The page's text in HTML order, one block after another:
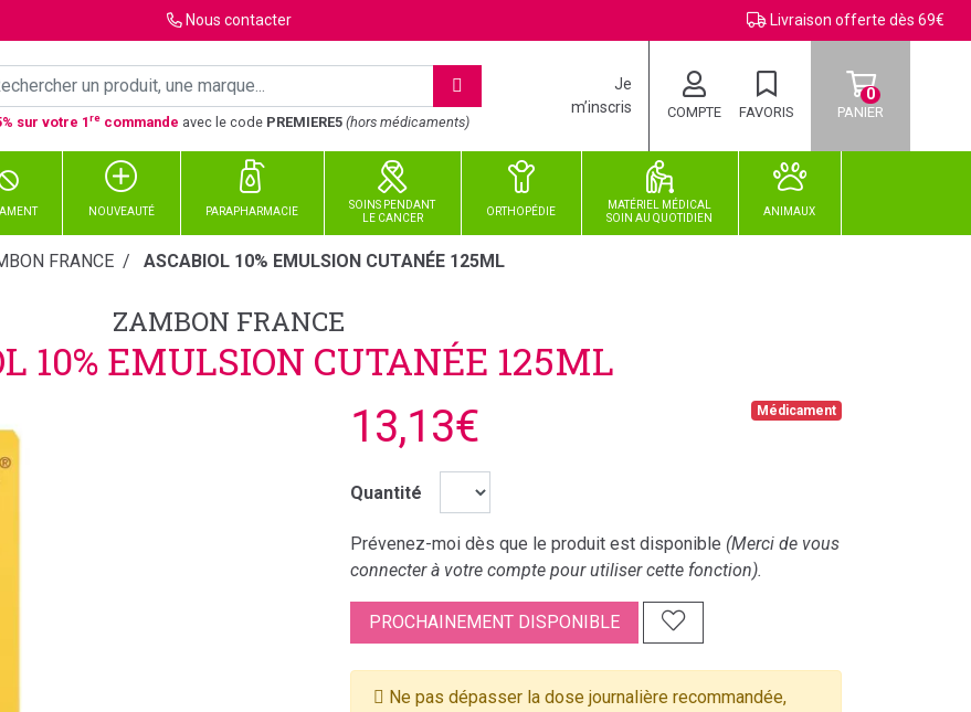
Nous contacter Livraison offerte dès 69€
sur votre 1re commande avec le code PREMIERE5 (hors médicaments)
Je
m’inscris
COMPTE FAVORIS PANIER
0
NOUVEAUTÉ PARAPHARMACIE
SOINS PENDANT
LE CANCER
ORTHOPÉDIE
MATÉRIEL MÉDICAL
SOINAUQUOTIDIEN
ANIMAUX
FRANCE ASCABIOL 10% EMULSION CUTANÉE 125ML
ZAMBON FRANCE
10% EMULSION CUTANÉE 125ML
Médicament
13,13€
Quantité
Prévenez-moi dès que le produit est disponible (Merci de vous
connecter à votre compte pour utiliser cette fonction).
PROCHAINEMENT DISPONIBLE
Ne pas dépasser la dose journalière recommandée,